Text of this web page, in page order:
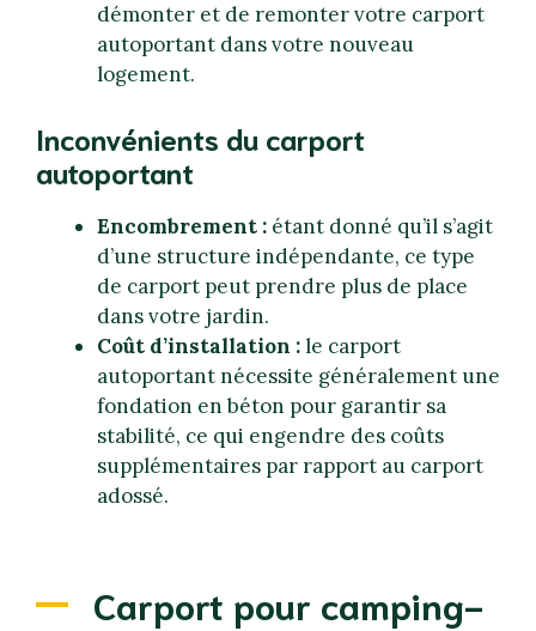
démonter et de remonter votre carport
autoportant dans votre nouveau
logement.
Inconvénients du carport
autoportant
Encombrement : étant donné qu’il s’agit
d’une structure indépendante, ce type
de carport peut prendre plus de place
dans votre jardin.
Coût d’installation :le carport
autoportant nécessite généralement une
fondation en béton pour garantir sa
stabilité, ce qui engendre des coûts
supplémentaires par rapport au carport
adossé.
Carport pour camping-